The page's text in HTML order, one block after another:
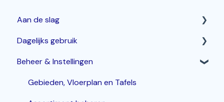
Aan de slag
Horeca Kassasysteem
Webshop: Afhaal- en Bezorgen
Bestelzuil en Kiosk-QR
Dagelijks gebruik
Betalen & corrigeren
Bestellingen invoeren & bewerken
Beheer & Instellingen
Gebieden, Vloerplan en Tafels